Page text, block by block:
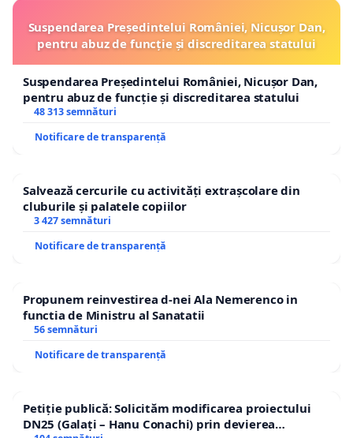
Suspendarea Președintelui României, Nicușor Dan,
pentru abuz de funcție și discreditarea statului
Suspendarea Președintelui României, Nicușor Dan,
pentru abuz de funcție și discreditarea statului
48 313 semnături
Notificare de transparență
Salvează cercurile cu activități extrașcolare din
cluburile și palatele copiilor
3 427 semnături
Notificare de transparență
Propunem reinvestirea d-nei Ala Nemerenco in
functia de Ministru al Sanatatii
56 semnături
Notificare de transparență
Petiție publică: Solicităm modificarea proiectului
DN25 (Galați – Hanu Conachi) prin devierea